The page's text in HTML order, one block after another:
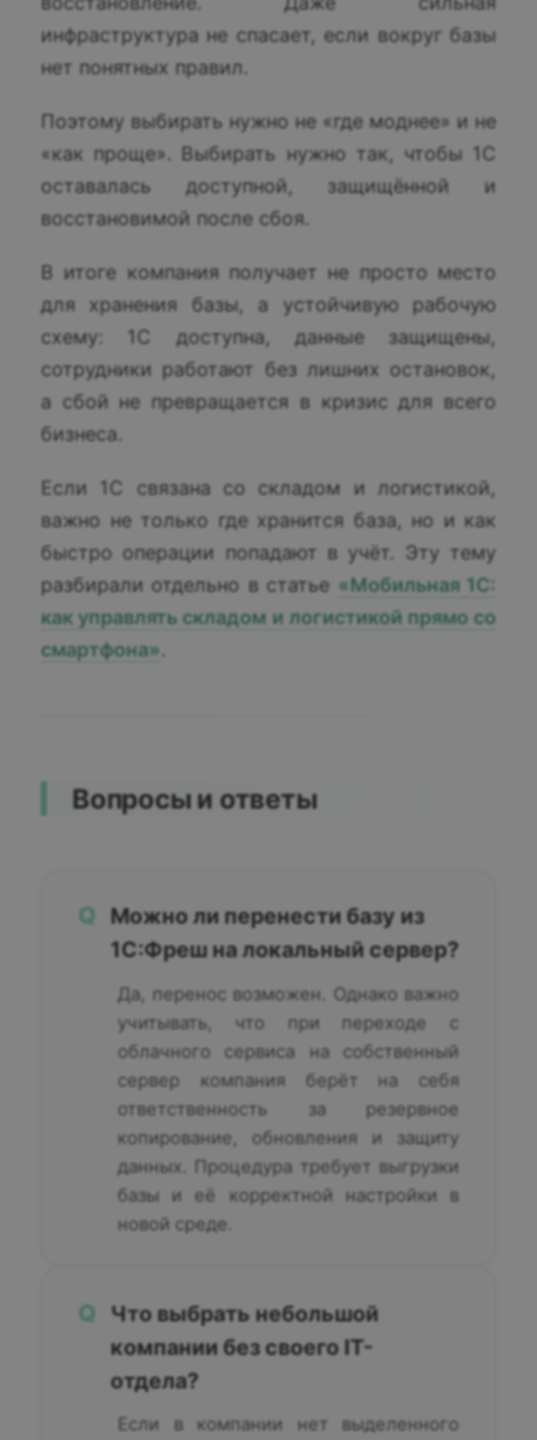
инфраструктура не спасает, если вокруг базы
нет понятных правил.
Поэтому выбирать нужно не «где моднее» и не
«как проще». Выбирать нужно так, чтобы 1С
оставалась доступной, защищённой и
восстановимой после сбоя.
В итоге компания получает не просто место
для хранения базы, а устойчивую рабочую
схему: 1С доступна, данные защищены,
сотрудники работают без лишних остановок,
а сбой не превращается в кризис для всего
бизнеса.
Если 1С связана со складом и логистикой,
важно не только где хранится база, но и как
быстро операции попадают в учёт. Эту тему
разбирали отдельно в статье «Мобильная 1С:
как управлять складом и логистикой прямо со
смартфона».
Вопросы и ответы
Q
Можно ли перенести базу из
1С:Фреш на локальный сервер?
Да, перенос возможен. Однако важно
учитывать, что при переходе с
облачного сервиса на собственный
сервер компания берёт на себя
ответственность за резервное
копирование, обновления и защиту
данных. Процедура требует выгрузки
базы и её корректной настройки в
новой среде.
Q
Что выбрать небольшой
компании без своего IT-
отдела?
Если в компании нет выделенного